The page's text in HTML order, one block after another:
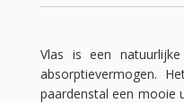
Vlas is een
absorptievermogen.
paardenstal een mooie